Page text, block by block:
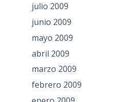
julio 2009
junio 2009
mayo 2009
abril 2009
marzo 2009
febrero 2009